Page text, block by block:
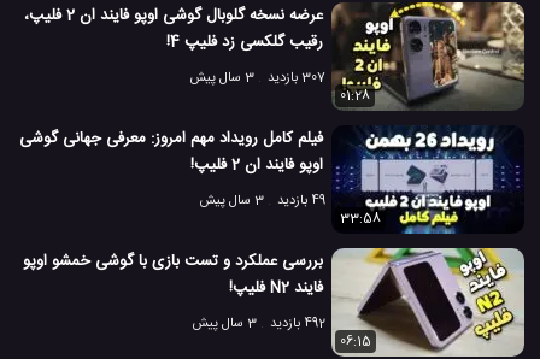
عرضه نسخه گلوبال گوشی اوپو فایند ان 2 فلیپ،
رقیب گلکسی زد فلیپ 4!
307 بازدید
3 سال پیش
01:28
فیلم کامل رویداد مهم امروز: معرفی جهانی گوشی
اوپو فایند ان 2 فلیپ!
49 بازدید
3 سال پیش
33:58
بررسی عملکرد و تست بازی با گوشی خمشو اوپو
فایند N2 فلیپ!
492 بازدید
3 سال پیش
06:15